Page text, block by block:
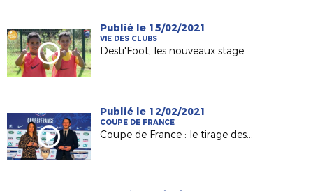
Publié le 15/02/2021
VIE DES CLUBS
Desti'Foot, les nouveaux stage vacances de la Ligue !
Publié le 12/02/2021
COUPE DE FRANCE
Coupe de France : le tirage des 32es en direct